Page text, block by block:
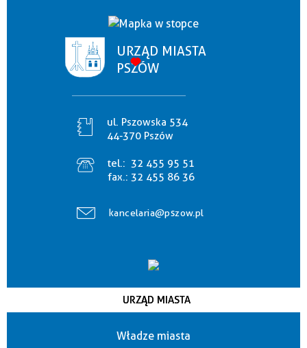
URZĄD MIASTA
PSZÓW
ul. Pszowska 534
44-370 Pszów
tel.: 32 455 95 51
fax.: 32 455 86 36
kancelaria@pszow.pl
URZĄD MIASTA
Władze miasta